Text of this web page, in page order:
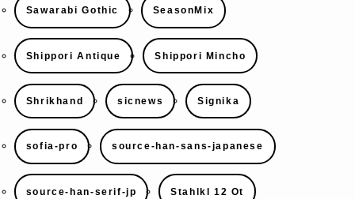
Sawarabi Gothic SeasonMix
Shippori Antique Shippori Mincho
Shrikhand sicnews Signika
sofia-pro source-han-sans-japanese
source-han-serif-jp Stahlkl 12 Ot